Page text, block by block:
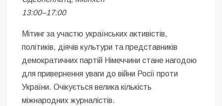
13:00–17:00
Мітинг за участю українських активістів,
політиків, діячів культури та представників
демократичних партій Німеччини стане нагодою
для привернення уваги до війни Росії проти
України. Очікується велика кількість
міжнародних журналістів.